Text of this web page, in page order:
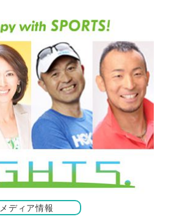
メディア情報